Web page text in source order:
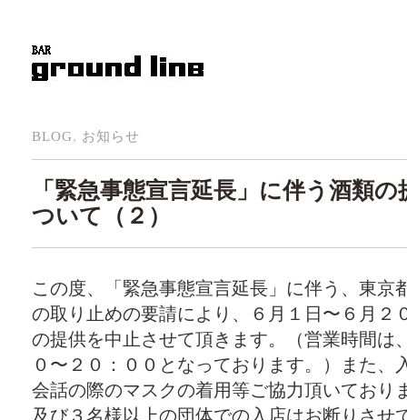
BLOG, お知らせ
「緊急事態宣言延長」に伴う酒類
ついて（２）
この度、「緊急事態宣言延長」に伴う、東京
の取り止めの要請により、６月１日〜６月２
の提供を中止させて頂きます。（営業時間は
０〜２０：００となっております。）また、
会話の際のマスクの着用等ご協力頂いており
及び３名様以上の団体での入店はお断りさせ